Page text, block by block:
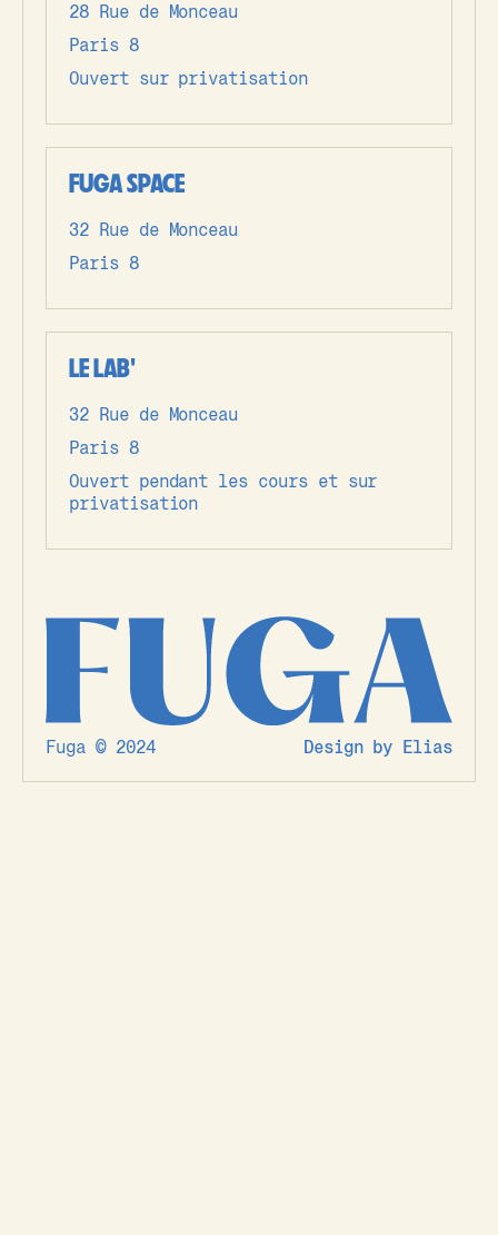
28 Rue de Monceau
Paris 8
Ouvert sur privatisation
FUGA SPACE
32 Rue de Monceau
Paris 8
LE LAB'
32 Rue de Monceau
Paris 8
Ouvert pendant les cours et sur
privatisation
Fuga © 2024 Design by Elias